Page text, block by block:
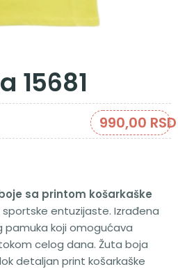
15681
990,00 RSD
sa printom košarkaške
entuzijaste. Izrađena
koji omogućava
celog dana. Žuta boja
detaljan print košarkaške